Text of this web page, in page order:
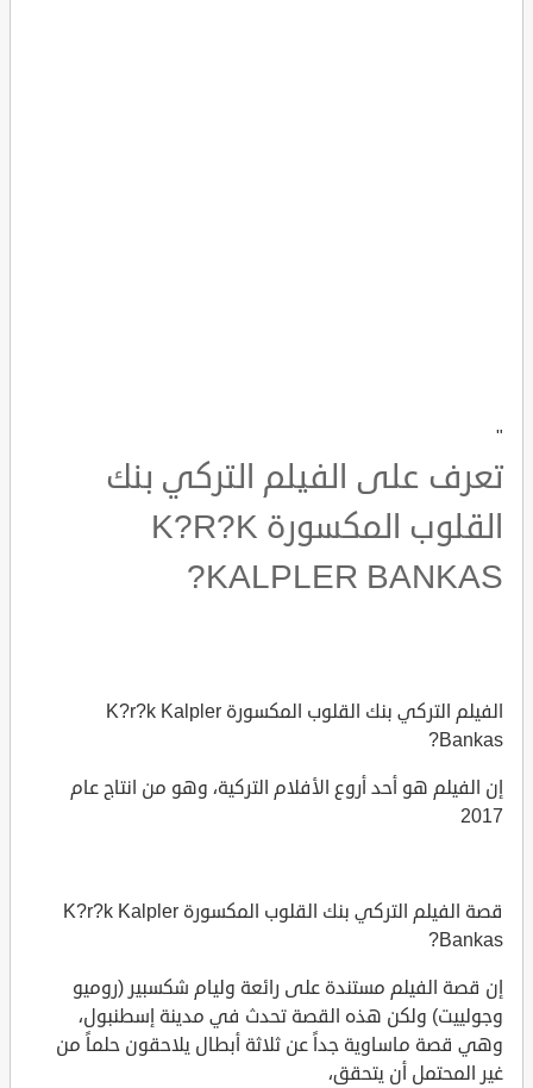
"
تعرف على الفيلم التركي بنك
القلوب المكسورة K?R?K
KALPLER BANKAS?
الفيلم التركي بنك القلوب المكسورة K?r?k Kalpler
Bankas?
إن الفيلم هو أحد أروع الأفلام التركية، وهو من انتاج عام
2017
قصة الفيلم التركي بنك القلوب المكسورة K?r?k Kalpler
Bankas?
إن قصة الفيلم مستندة على رائعة وليام شكسبير (روميو
وجولييت) ولكن هذه القصة تحدث في مدينة إسطنبول،
وهي قصة ماساوية جداً عن ثلاثة أبطال يلاحقون حلماً من
غير المحتمل أن يتحقق،